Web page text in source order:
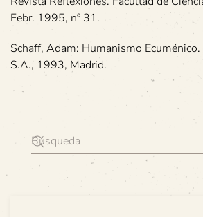
Febr. 1995, nº 31.
Schaff, Adam: Humanismo
S.A., 1993, Madrid.